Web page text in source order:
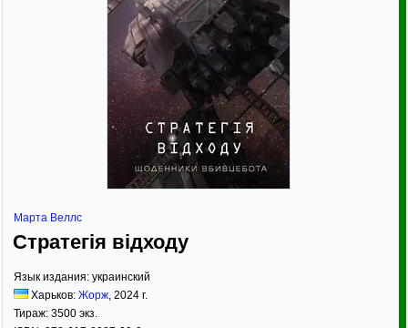
Марта Веллс
Стратегія відходу
Язык издания: украинский
Харьков: Жорж, 2024 г.
Тираж: 3500 экз.